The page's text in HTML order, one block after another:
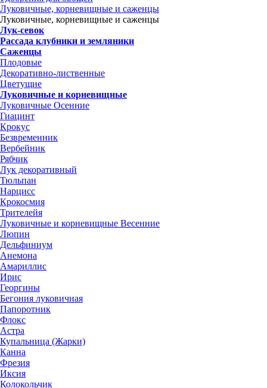
Луковичные, корневищные и саженцы
Луковичные, корневищные и саженцы
Лук-севок
Рассада клубники и земляники
Саженцы
Плодовые
Декоративно-лиственные
Цветущие
Луковичные и корневищные
Луковичные Осенние
Гиацинт
Крокус
Безвременник
Вербейник
Рябчик
Лук декоративный
Тюльпан
Нарцисс
Крокосмия
Трителейя
Луковичные и корневищные Весенние
Люпин
Дельфиниум
Анемона
Амариллис
Ирис
Георгины
Бегония луковичная
Папоротник
Флокс
Астра
Купальница (Жарки)
Канна
Фрезия
Иксия
Колокольчик